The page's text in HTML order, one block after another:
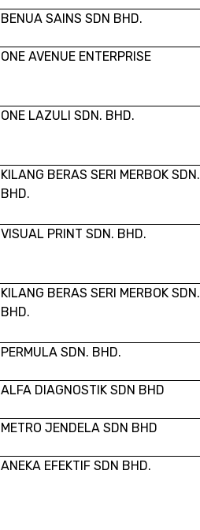
BENUA SAINS SDN BHD.
ONE AVENUE ENTERPRISE
ONE LAZULI SDN. BHD.
KILANG BERAS SERI MERBOK SDN.
BHD.
VISUAL PRINT SDN. BHD.
KILANG BERAS SERI MERBOK SDN.
BHD.
PERMULA SDN. BHD.
ALFA DIAGNOSTIK SDN BHD
METRO JENDELA SDN BHD
ANEKA EFEKTIF SDN BHD.